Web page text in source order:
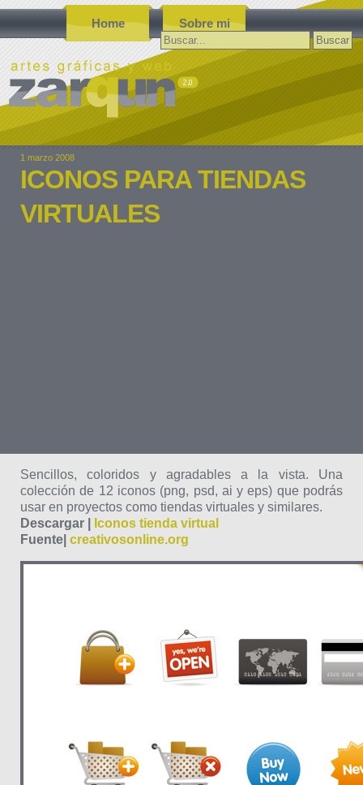
Home Sobre mi
Buscar:
1 marzo 2008
ICONOS PARA TIENDAS
VIRTUALES
Sencillos, coloridos y agradables a la vista. Una
colección de 12 iconos (png, psd, ai y eps) que podrás
usar en proyectos como tiendas virtuales y similares.
Descargar |
Iconos tienda virtual
Fuente| creativosonline.org